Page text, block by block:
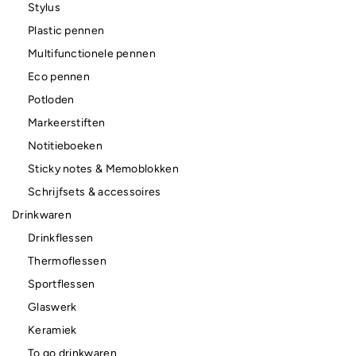
Stylus
Plastic pennen
Multifunctionele pennen
Eco pennen
Potloden
Markeerstiften
Notitieboeken
Sticky notes & Memoblokken
Schrijfsets & accessoires
Drinkwaren
Drinkflessen
Thermoflessen
Sportflessen
Glaswerk
Keramiek
To go drinkwaren